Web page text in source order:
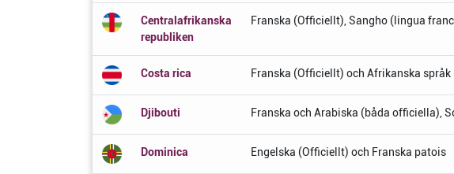
Centralafrikanska
republiken
Franska (Officiellt), Sangho (lingua
Costa rica Franska (Officiellt) och Afrikanska språk
Djibouti Franska och Arabiska (båda officiella),
Dominica Engelska (Officiellt) och Franska patois